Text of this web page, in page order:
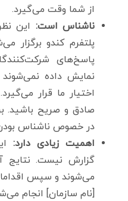
از شما وقت می‌گیرد.
ناشناس است: این
پاسخ‌های
نمایش داده نمی‌شوند
اختیار ما قرار
صادق و صریح باشید.
در خصوص ناشناس
اهمیت زیادی دارد:
گزارش نیست. نتایج
می‌شوند و سپس
[نام سازمان] انجام